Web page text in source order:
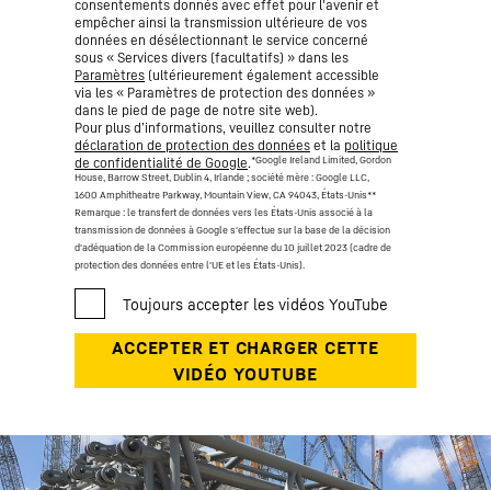
consentements donnés avec effet pour l'avenir et
empêcher ainsi la transmission ultérieure de vos
données en désélectionnant le service concerné
sous « Services divers (facultatifs) » dans les
Paramètres (ultérieurement également accessible
via les « Paramètres de protection des données »
dans le pied de page de notre site web).
Pour plus d’informations, veuillez consulter notre
déclaration de protection des données et la politique
de confidentialité de Google.*Google Ireland Limited, Gordon
House, Barrow Street, Dublin 4, Irlande ; société mère : Google LLC,
1600 Amphitheatre Parkway, Mountain View, CA 94043, États-Unis**
Remarque : le transfert de données vers les États-Unis associé à la
transmission de données à Google s'effectue sur la base de la décision
d'adéquation de la Commission européenne du 10 juillet 2023 (cadre de
protection des données entre l'UE et les États-Unis).